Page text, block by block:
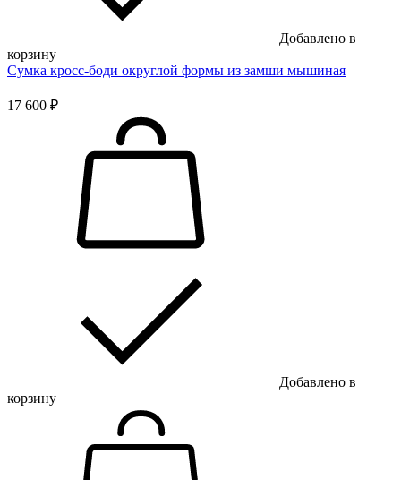
Добавлено в
корзину
Сумка кросс-боди округлой формы из замши мышиная
17 600 ₽
Добавлено в
корзину